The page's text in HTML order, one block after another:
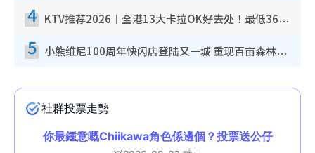
4 KTV推荐2026︱全港13大卡拉OK好去处！最低36元起 日语歌都有！(附地址+收费详情)
5 小熊维尼100周年快闪店登陆又一城 重现百亩森林经典场景／独家限定盲盒登场／专属DIY香水